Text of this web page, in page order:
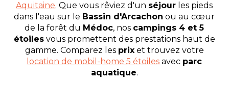
Aquitaine. Que vous rêviez d'un séjour les pieds
dans l'eau sur le Bassin d'Arcachon ou au cœur
de la forêt du Médoc, nos campings 4 et 5
étoilesvous promettent des prestations haut de
gamme. Comparez les prixet trouvez votre
location de mobil-home 5 étoiles avec parc
aquatique.